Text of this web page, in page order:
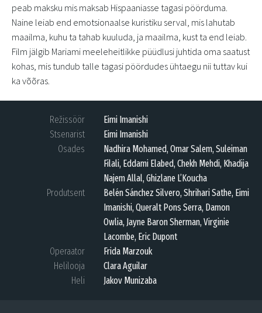
peab maksku mis maksab Hispaaniasse tagasi pöörduma.
Naine leiab end emotsionaalse kuristiku serval, mis lahutab
maailma, kuhu ta tahab kuuluda, ja maailma, kust ta end leiab.
Film jälgib Mariami meeleheitlikke püüdlusi juhtida oma saatust
kohas, mis tundub talle tagasi pöördudes ühtaegu nii tuttav kui
ka võõras.
Režissöör
Eimi Imanishi
Stsenarist
Eimi Imanishi
Osades
Nadhira Mohamed, Omar Salem, Suleiman
Filali, Eddami Elabed, Chekh Mehdi, Khadija
Najem Allal, Ghizlane L’Koucha
Produtsent
Belén Sánchez Silvero, Shrihari Sathe, Eimi
Imanishi, Queralt Pons Serra, Damon
Owlia, Jayne Baron Sherman, Virginie
Lacombe, Eric Dupont
Operaator
Frida Marzouk
Helilooja
Clara Aguilar
Heli
Jakov Munizaba